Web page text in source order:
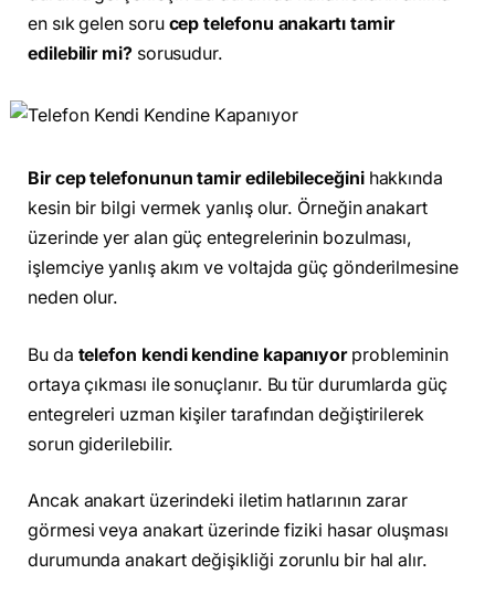
en sık gelen soru cep telefonu anakartı tamir
edilebilir mi? sorusudur.
Bir cep telefonunun tamir edilebileceğinihakkında
kesin bir bilgi vermek yanlış olur. Örneğin anakart
üzerinde yer alan güç entegrelerinin bozulması,
işlemciye yanlış akım ve voltajda güç gönderilmesine
neden olur.
Bu da telefon kendi kendine kapanıyor probleminin
ortaya çıkması ile sonuçlanır. Bu tür durumlarda güç
entegreleri uzman kişiler tarafından değiştirilerek
sorun giderilebilir.
Ancak anakart üzerindeki iletim hatlarının zarar
görmesi veya anakart üzerinde fiziki hasar oluşması
durumunda anakart değişikliği zorunlu bir hal alır.